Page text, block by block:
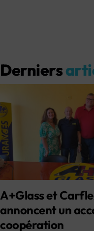
Derniers
A+Glass et
annoncent un
coopération